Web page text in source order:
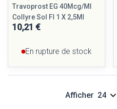
Travoprost EG 40Mcg/Ml
Collyre Sol Fl 1 X 2,5Ml
10,21 €
En rupture de stock
Afficher